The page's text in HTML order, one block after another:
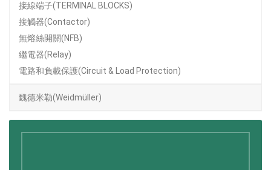
接線端子(TERMINAL BLOCKS)
接觸器(Contactor)
無熔絲開關(NFB)
繼電器(Relay)
電路和負載保護(Circuit & Load Protection)
魏德米勒(Weidmüller)